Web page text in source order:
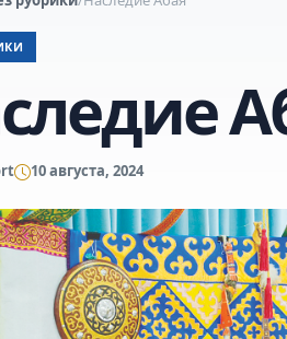
10 августа, 2024